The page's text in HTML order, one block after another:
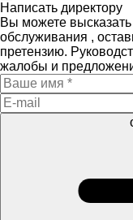
Написать директору
Вы можете
обслуживания ,
претензию.
жалобы и